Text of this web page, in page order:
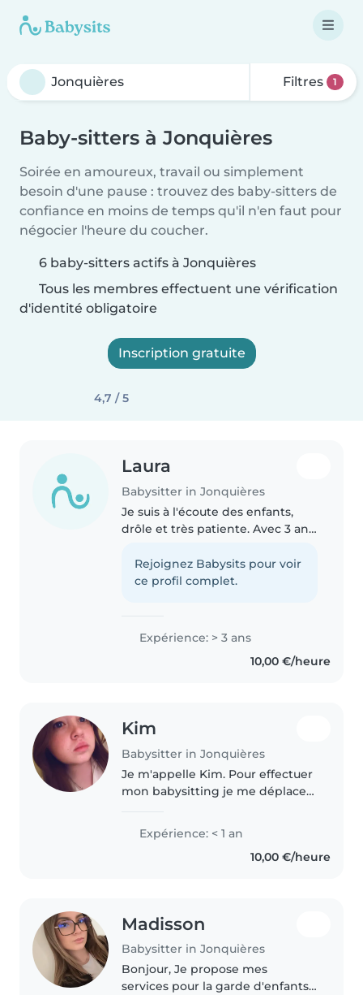
Filtres 1
Baby-sitters à Jonquières
Soirée en amoureux, travail ou simplement
besoin d'une pause : trouvez des baby-sitters de
confiance en moins de temps qu'il n'en faut pour
négocier l'heure du coucher.
6 baby-sitters actifs à Jonquières
Tous les membres effectuent une vérification
d'identité obligatoire
Inscription gratuite
4,7 / 5
Laura
Babysitter in Jonquières
Je suis à l'écoute des enfants,
drôle et très patiente. Avec 3 ans
l'accompagnement des tout-
petits jusqu'aux écoliers, je
Rejoignez Babysits pour voir
ce profil complet.
Expérience: > 3 ans
10,00 €/heure
Kim
Babysitter in Jonquières
Je m'appelle Kim. Pour effectuer
mon babysitting je me déplace
quelqu'un de confiance je serai
ravie que vous me l'accordiez...
Expérience: < 1 an
10,00 €/heure
Madisson
Babysitter in Jonquières
Bonjour, Je propose mes
services pour la garde d'enfants